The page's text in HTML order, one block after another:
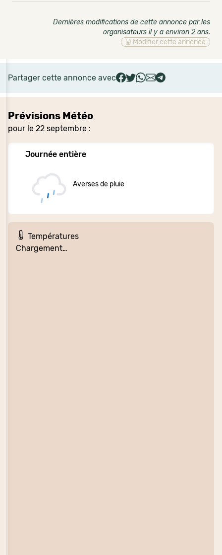
Prévisions Météo
pour le 22 septembre :
Journée entière
Averses de pluie
Températures
Chargement…
Dernières modifications de cette annonce par les
organisateurs il y a environ 2 ans.
Modifier cette annonce
Partager cette annonce avec